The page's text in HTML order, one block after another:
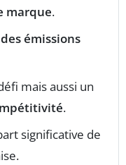
marque.
émissions
mais aussi un
.
significative de